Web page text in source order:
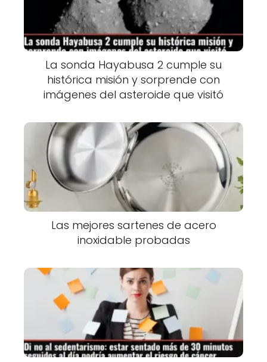
La sonda Hayabusa 2 cumple su
histórica misión y sorprende con
imágenes del asteroide que visitó
Las mejores sartenes de acero
inoxidable probadas